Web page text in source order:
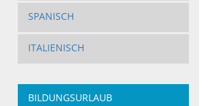
SPANISCH
ITALIENISCH
BILDUNGSURLAUB